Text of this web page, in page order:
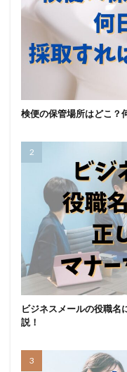
検便の保管場所はどこ？
ビジネスメールの役職名
説！